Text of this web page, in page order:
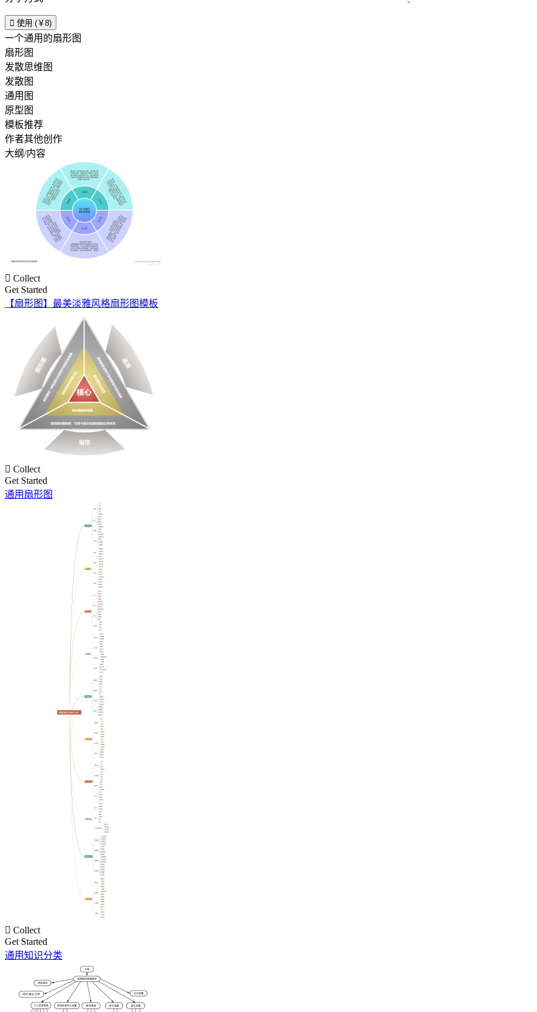
 使用 (￥8)
一个通用的扇形图
扇形图
发散思维图
发散图
通用图
原型图
模板推荐
作者其他创作
大纲/内容
 Collect
Get Started
【扇形图】最美淡雅风格扇形图模板
 Collect
Get Started
通用扇形图
 Collect
Get Started
通用知识分类